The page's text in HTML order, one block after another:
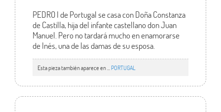
PEDRO I de Portugal se casa con Doña Constanza
de Castilla, hija del infante castellano don Juan
Manuel. Pero no tardará mucho en enamorarse
de Inés, una de las damas de su esposa.
Esta pieza también aparece en ... PORTUGAL